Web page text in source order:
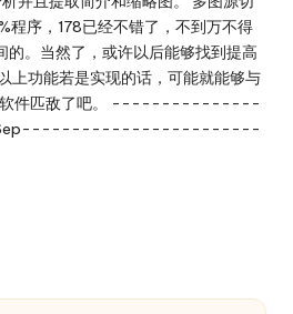
程序，178已经不错了，不到万不得
的。当然了，或许以后能够找到提高
上功能若是实现的话，可能就能够与
载软件匹敌了吧。 ---------------